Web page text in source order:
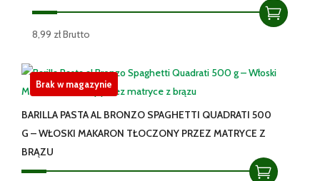
8,99 złBrutto
BARILLA PASTA AL BRONZO SPAGHETTI QUADRATI 500
G – WŁOSKI MAKARON TŁOCZONY PRZEZ MATRYCE Z
BRĄZU
Brak w magazynie